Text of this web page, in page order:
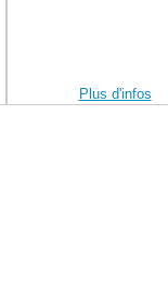
Plus d'infos